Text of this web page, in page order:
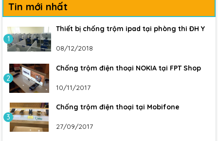
Tin mới nhất
1
Thiết bị chống trộm ipad tại phòng thi ĐH Y
08/12/2018
2
Chống trộm điện thoại NOKIA tại FPT Shop
10/11/2017
3
Chống trộm điện thoại tại Mobifone
27/09/2017